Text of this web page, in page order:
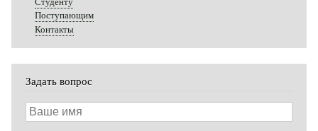
Поступающим
Контакты
Задать вопрос
Ваше
имя